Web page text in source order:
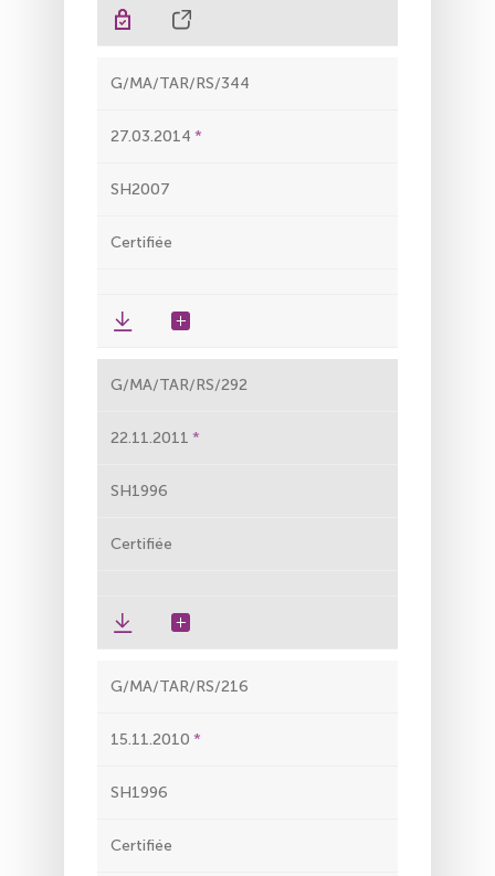
G/MA/TAR/RS/344
27.03.2014
SH2007
Certifiée
G/MA/TAR/RS/292
22.11.2011
SH1996
Certifiée
G/MA/TAR/RS/216
15.11.2010
SH1996
Certifiée